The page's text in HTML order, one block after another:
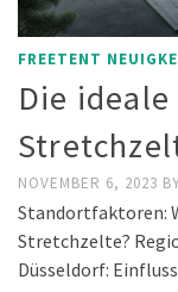
FREETENT
Die
NOVEMBER 6, 2023
Standortfaktoren:
Stretchzelte?
Düsseldorf: